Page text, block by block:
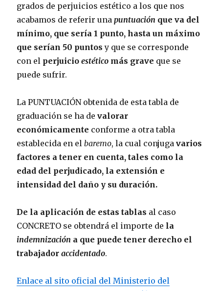
grados de perjuicios estético a los que nos
acabamos de referir unapuntuación que va del
mínimo, que sería 1 punto, hasta un máximo
que serían 50 puntosy que se corresponde
con el perjuicioestético más grave que se
puede sufrir.
La PUNTUACIÓN obtenida de esta tabla de
graduación se ha devalorar
económicamente conforme a otra tabla
establecida en elbaremo, la cual conjuga varios
factores a tener en cuenta, tales como la
edad del perjudicado, la extensión e
intensidad del daño y su duración.
De la aplicación de estas tablas al caso
CONCRETO se obtendrá el importe de la
indemnización a que puede tener derecho el
trabajadoraccidentado.
Enlace al sito oficial del Ministerio del